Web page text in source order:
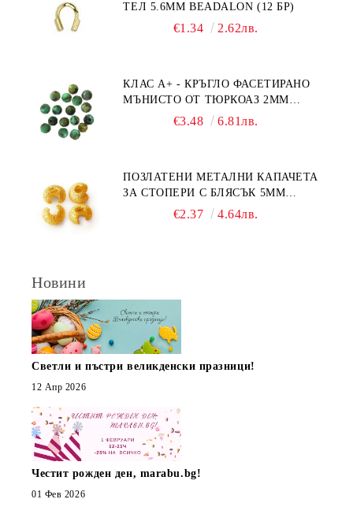
ТЕЛ 5.6ММ BEADALON (12 БР)
€1.34 2.62лв.
КЛАС А+ - КРЪГЛО ФАСЕТИРАНО
МЪНИСТО ОТ ТЮРКОАЗ 2ММ
€3.48 6.81лв.
ПОЗЛАТЕНИ МЕТАЛНИ КАПАЧЕТА
ЗА СТОПЕРИ С БЛЯСЪК 5ММ
€2.37 4.64лв.
Новини
Светли и пъстри великденски празници!
12 Апр 2026
Честит рожден ден, marabu.bg!
01 Фев 2026